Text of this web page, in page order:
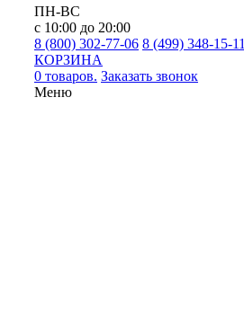
ПН-ВС
с 10:00 до 20:00
8 (800) 302-77-06 8 (499) 348-15-11
КОРЗИНА
0 товаров. Заказать звонок
Меню